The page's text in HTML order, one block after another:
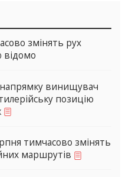
змінять рух
винищувач
позицію
тимчасово змінять
маршрутів